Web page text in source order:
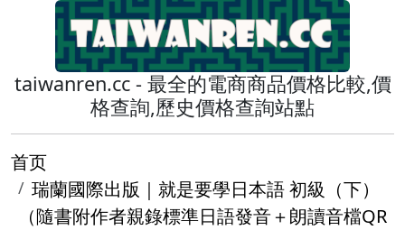
taiwanren.cc - 最全的電商商品價格比較,價
格查詢,歷史價格查詢站點
首页
瑞蘭國際出版｜就是要學日本語 初級（下）
（隨書附作者親錄標準日語發音＋朗讀音檔QR